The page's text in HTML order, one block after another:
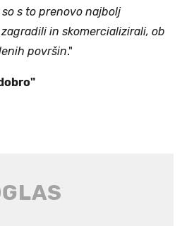
s to prenovo najbolj
in skomercializirali, ob
površin."